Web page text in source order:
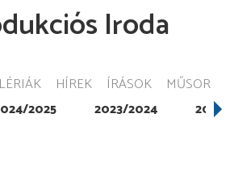
Iroda
HÍREK ÍRÁSOK MŰSOR
2025 2023/2024